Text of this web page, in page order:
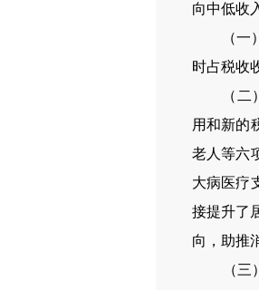
向中低收
（一）
时占税收
（二）
用和新的
老人等六
大病医疗
接提升了
向，助推
（三）